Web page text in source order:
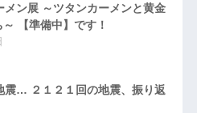
メン展 ～ツタンカーメンと黄金
【準備中】です！
震… ２１２１回の地震、振り返